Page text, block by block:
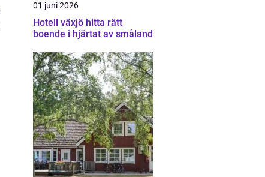
01 juni 2026
Hotell växjö hitta rätt
boende i hjärtat av småland